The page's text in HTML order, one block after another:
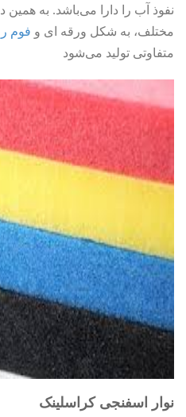
نفوذ آب را دارا می‌باشد. به
مختلف، به شکل ورقه ای و فوم
متفاوتی تولید می‌شود
نوار اسفنجی کراسلینک